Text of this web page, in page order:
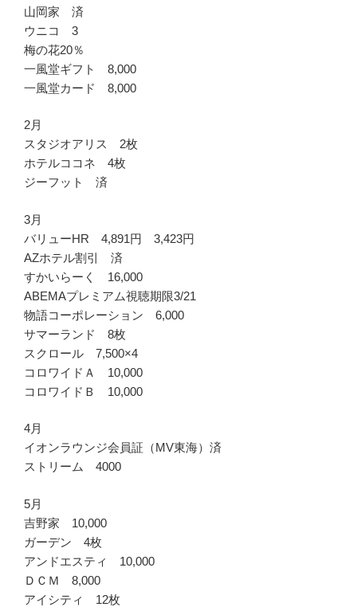
山岡家 済
ウニコ 3
梅の花20％
一風堂ギフト 8,000
一風堂カード 8,000
2月
スタジオアリス 2枚
ホテルココネ 4枚
ジーフット 済
3月
バリューHR 4,891円 3,423円
AZホテル割引 済
すかいらーく 16,000
ABEMAプレミアム視聴期限3/21
物語コーポレーション 6,000
サマーランド 8枚
スクロール 7,500×4
コロワイドＡ 10,000
コロワイドＢ 10,000
4月
イオンラウンジ会員証（MV東海）済
ストリーム 4000
5月
吉野家 10,000
ガーデン 4枚
アンドエスティ 10,000
ＤＣＭ 8,000
アイシティ 12枚